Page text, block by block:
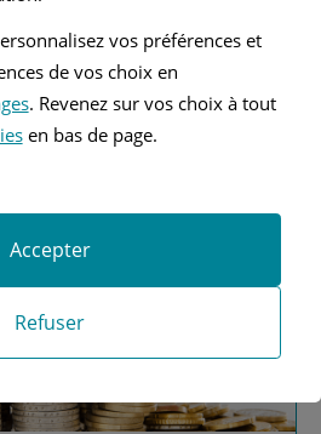
une
automobile ?
devis MAAF
vos préférences et
de vos choix en
. Revenez sur vos choix à tout
en bas de page.
Refuser
Accepter